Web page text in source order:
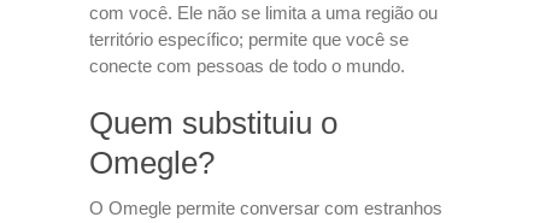
com você. Ele não se limita a uma região ou
território específico; permite que você se
conecte com pessoas de todo o mundo.
Quem substituiu o
Omegle?
O Omegle permite conversar com estranhos